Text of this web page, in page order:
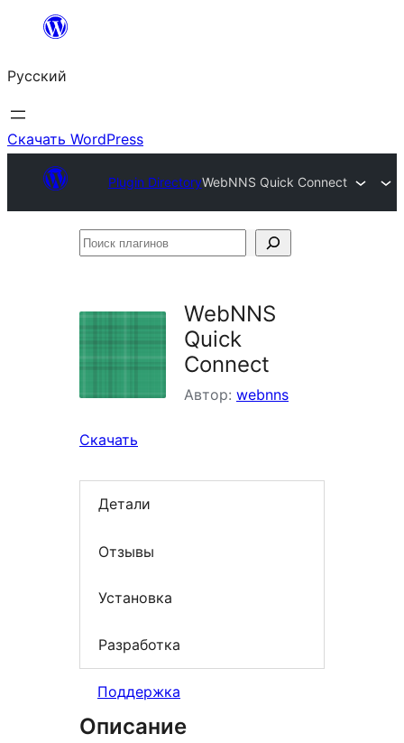
Перейти
содержимому
Русский
Скачать WordPress
Plugin DirectoryWebNNS Quick Connect
Поиск
WebNNS
Quick
Connect
Автор: webnns
Скачать
Детали
Отзывы
Установка
Разработка
Поддержка
Описание